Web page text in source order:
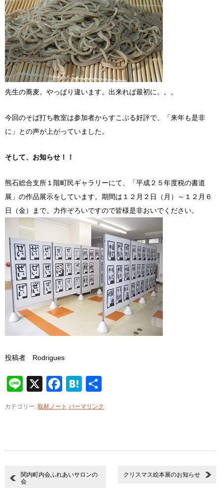
先生の蕎麦。やっぱり違います。出来れば最初に。。。
今回のそば打ち教室は参加者からすこぶる好評で、「来年も是非
に」との声が上がっていました。
そして、お知らせ！！
熊石総合支所１階町民ギャラリーにて、「平成２５年度税の書道
展」の作品展示をしています。期間は１２月２日（月）～１２月６
日（金）まで。力作ぞろいですので皆様是非おいでください。
投稿者 Rodrigues
Line
X Facebook
Hatena
カテゴリー: 取材ノート パーマリンク
関内町内会ふれあいサロンの
会
クリスマス絵本展のお知らせ